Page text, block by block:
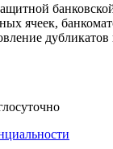
ячеек,